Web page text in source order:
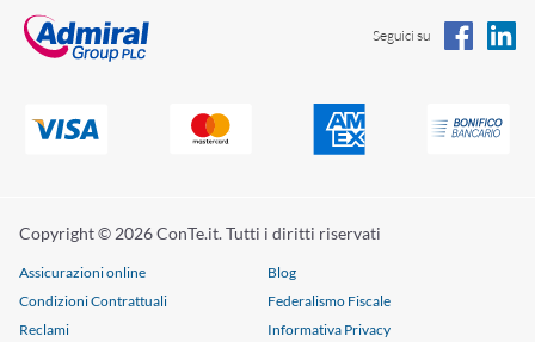
Seguici su
Copyright © 2026 ConTe.it. Tutti i diritti riservati
Assicurazioni online
Blog
Condizioni Contrattuali
Federalismo Fiscale
Reclami
Informativa Privacy